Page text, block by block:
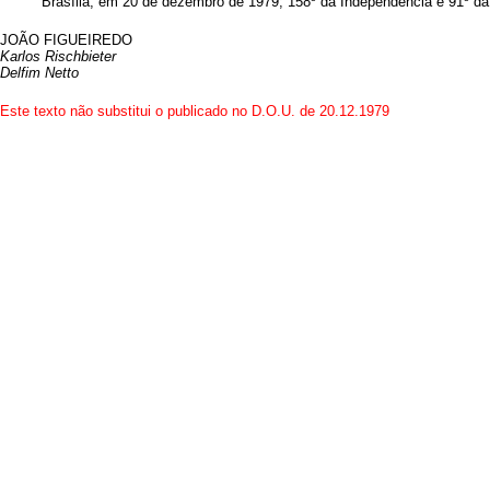
JOÃO FIGUEIREDO
Karlos Rischbieter
Delfim Netto
Este texto não substitui o publicado no D.O.U. de 20.12.1979